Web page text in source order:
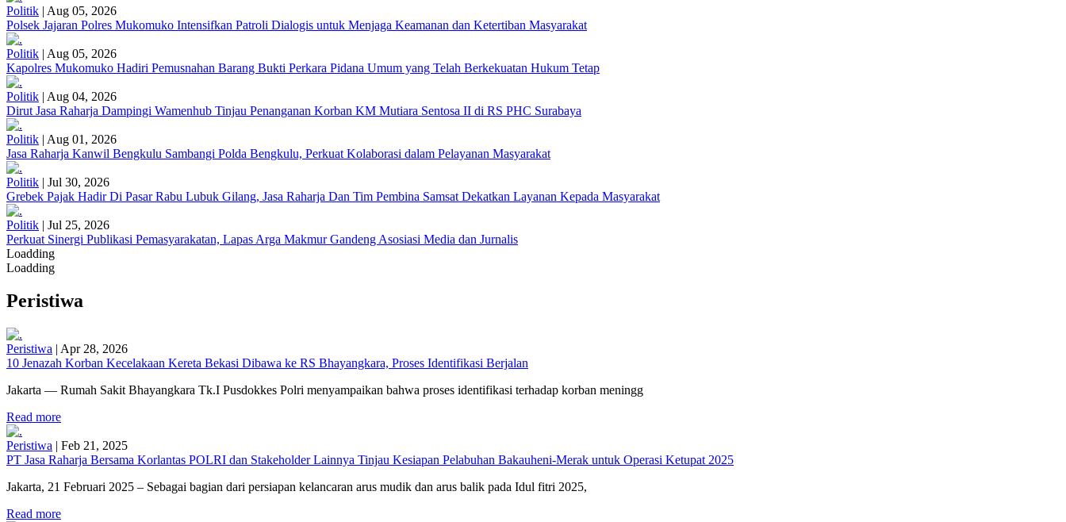
Politik | Aug 05, 2026
Polsek Jajaran Polres Mukomuko Intensifkan Patroli Dialogis untuk Menjaga Keamanan dan Ketertiban Masyarakat
Politik | Aug 05, 2026
Kapolres Mukomuko Hadiri Pemusnahan Barang Bukti Perkara Pidana Umum yang Telah Berkekuatan Hukum Tetap
Politik | Aug 04, 2026
Dirut Jasa Raharja Dampingi Wamenhub Tinjau Penanganan Korban KM Mutiara Sentosa II di RS PHC Surabaya
Politik | Aug 01, 2026
Jasa Raharja Kanwil Bengkulu Sambangi Polda Bengkulu, Perkuat Kolaborasi dalam Pelayanan Masyarakat
Politik | Jul 30, 2026
Grebek Pajak Hadir Di Pasar Rabu Lubuk Gilang, Jasa Raharja Dan Tim Pembina Samsat Dekatkan Layanan Kepada Masyarakat
Politik | Jul 25, 2026
Perkuat Sinergi Publikasi Pemasyarakatan, Lapas Arga Makmur Gandeng Asosiasi Media dan Jurnalis
Loadding
Loadding
Peristiwa
Peristiwa | Apr 28, 2026
10 Jenazah Korban Kecelakaan Kereta Bekasi Dibawa ke RS Bhayangkara, Proses Identifikasi Berjalan
Jakarta — Rumah Sakit Bhayangkara Tk.I Pusdokkes Polri menyampaikan bahwa proses identifikasi terhadap korban meningg
Read more
Peristiwa | Feb 21, 2025
PT Jasa Raharja Bersama Korlantas POLRI dan Stakeholder Lainnya Tinjau Kesiapan Pelabuhan Bakauheni-Merak untuk Operasi Ketupat 2025
Jakarta, 21 Februari 2025 – Sebagai bagian dari persiapan kelancaran arus mudik dan arus balik pada Idul fitri 2025,
Read more